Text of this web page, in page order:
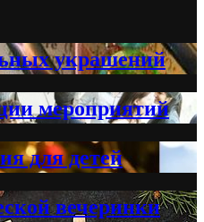
украшений
мероприятий
для детей
вечеринки